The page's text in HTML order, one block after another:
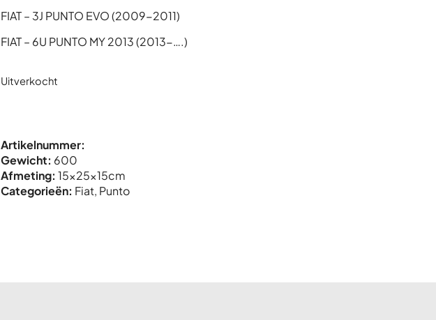
FIAT – 3J PUNTO EVO (2009-2011)
FIAT – 6U PUNTO MY 2013 (2013-….)
Uitverkocht
Artikelnummer:
Gewicht: 600
Afmeting: 15x25x15cm
Categorieën: Fiat, Punto